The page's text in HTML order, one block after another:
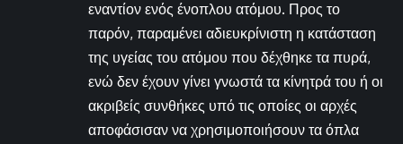
εναντίον ενός ένοπλου ατόμου. Προς το
παρόν, παραμένει αδιευκρίνιστη η κατάσταση
της υγείας του ατόμου που δέχθηκε τα πυρά,
ενώ δεν έχουν γίνει γνωστά τα κίνητρά του ή οι
ακριβείς συνθήκες υπό τις οποίες οι αρχές
αποφάσισαν να χρησιμοποιήσουν τα όπλα